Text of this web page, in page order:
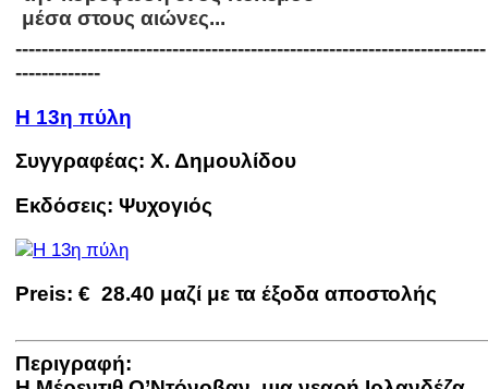
μέσα στους αιώνες...
------------------------------------------------------------------------
-------------
Η 13η πύλη
Συγγραφέας: Χ. Δημουλίδου
Εκδόσεις: Ψυχογιός
Preis: € 28.40 μαζί με τα έξοδα αποστολής
Περιγραφή: